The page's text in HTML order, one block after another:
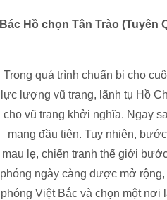
Bác Hồ chọn Tân Trào (Tuyên
Trong quá trình chuẩn bị cho
lực lượng vũ trang, lãnh tụ Hồ
cho vũ trang khởi nghĩa. Ngay
mạng đầu tiên. Tuy nhiên,
mau lẹ, chiến tranh thế giới
phóng ngày càng được mở
phóng Việt Bắc và chọn một nơi